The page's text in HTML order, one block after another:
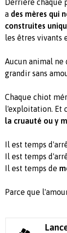
Derrière chaque
a des mères qui
construites
les êtres vivants
Aucun animal
grandir sans
Chaque chiot
l'exploitation. Et
la cruauté ou y
Il est temps
Il est temps
Il est temps de
Parce que